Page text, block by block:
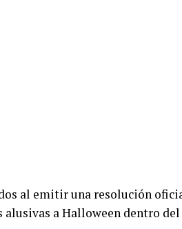
al emitir una resolución
alusivas a Halloween dentro